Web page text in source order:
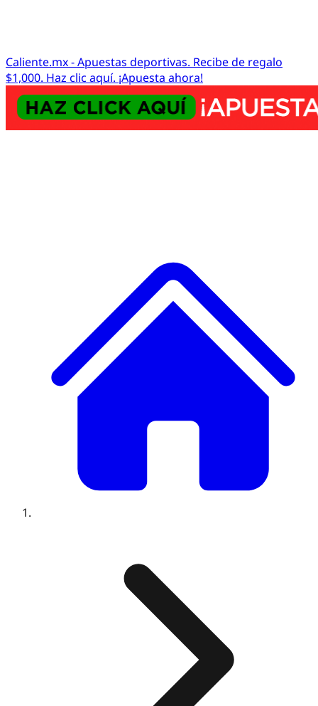
Caliente.mx - Apuestas deportivas. Recibe de regalo
$1,000. Haz clic aquí. ¡Apuesta ahora!